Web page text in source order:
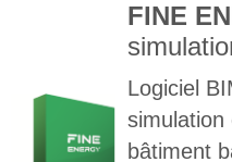
FINE
Logiciel
simulation
bâtiment